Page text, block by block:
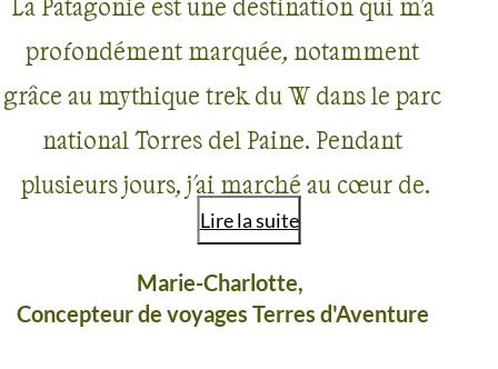
profondément marquée, notamment
grâce au mythique trek du W dans le parc
national Torres del Paine. Pendant
plusieurs jours, j'ai marché au cœur de
paysages spectaculaires, entre glaciers
immenses, lacs aux eaux turquoise,
vallées sauvages et les emblématiques
Lire la suite
Marie-Charlotte,
Concepteur de voyages Terres d'Aventure